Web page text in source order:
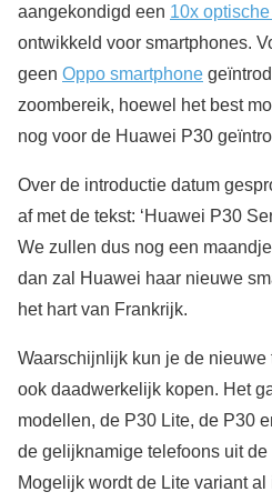
aangekondigd een 10x
ontwikkeld voor smartphones.
geen Oppo smartphone
zoombereik, hoewel het best
nog voor de Huawei P30
Over de introductie datum
af met de tekst: ‘Huawei P30
We zullen dus nog een
dan zal Huawei haar nieuwe
het hart van Frankrijk.
Waarschijnlijk kun je de nieuwe
ook daadwerkelijk kopen. Het
modellen, de P30 Lite, de P30
de gelijknamige telefoons uit
Mogelijk wordt de Lite variant al